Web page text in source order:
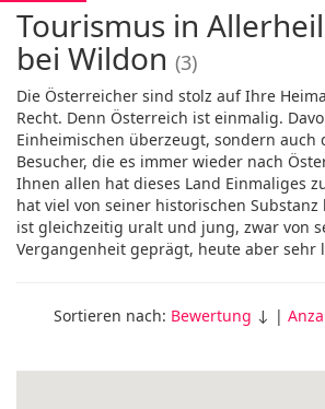
Tourismus in
bei Wildon (3)
Die Österreicher sind stolz auf Ihre
Recht. Denn Österreich ist einmalig.
Einheimischen überzeugt, sondern auch
Besucher, die es immer wieder nach
Ihnen allen hat dieses Land Einmaliges
hat viel von seiner historischen
ist gleichzeitig uralt und jung, zwar von
Vergangenheit geprägt, heute aber sehr
Sortieren nach: Bewertung ↓ |